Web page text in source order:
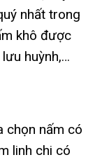
nhất trong
khô được
huỳnh,…
chọn nấm có
linh chi có